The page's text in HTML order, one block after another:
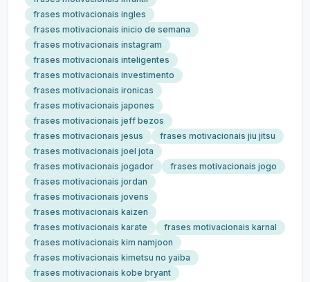
frases motivacionais ingles
frases motivacionais inicio de semana
frases motivacionais instagram
frases motivacionais inteligentes
frases motivacionais investimento
frases motivacionais ironicas
frases motivacionais japones
frases motivacionais jeff bezos
frases motivacionais jesus
frases motivacionais jiu jitsu
frases motivacionais joel jota
frases motivacionais jogador
frases motivacionais jogo
frases motivacionais jordan
frases motivacionais jovens
frases motivacionais kaizen
frases motivacionais karate
frases motivacionais karnal
frases motivacionais kim namjoon
frases motivacionais kimetsu no yaiba
frases motivacionais kobe bryant